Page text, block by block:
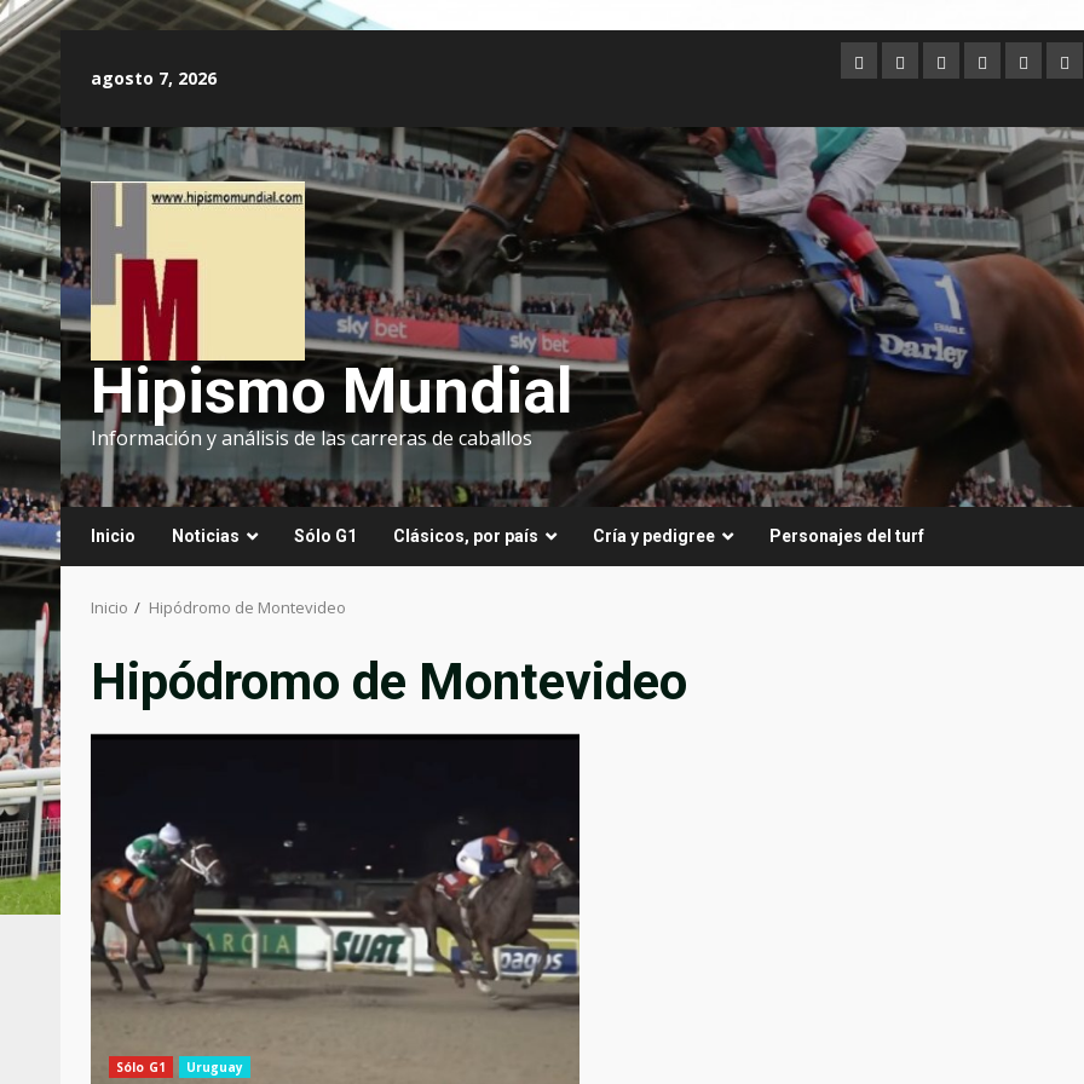
contenido
agosto 7, 2026
Argentina
AustraliaBrasilChileDubai
Hipismo Mundial
Información y análisis de las carreras de caballos
Inicio Noticias Sólo G1 Clásicos, por país Cría y pedigree Personajes del turf
Inicio Hipódromo de Montevideo
Hipódromo de Montevideo
Sólo G1 Uruguay